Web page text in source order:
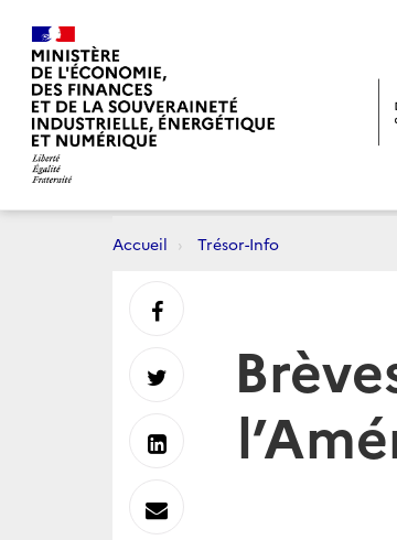
Accueil Trésor-Info
Partager
sur
Facebook
Partager
sur
Partager
sur
Envoyer